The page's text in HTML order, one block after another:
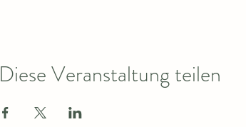
Diese Veranstaltung teilen